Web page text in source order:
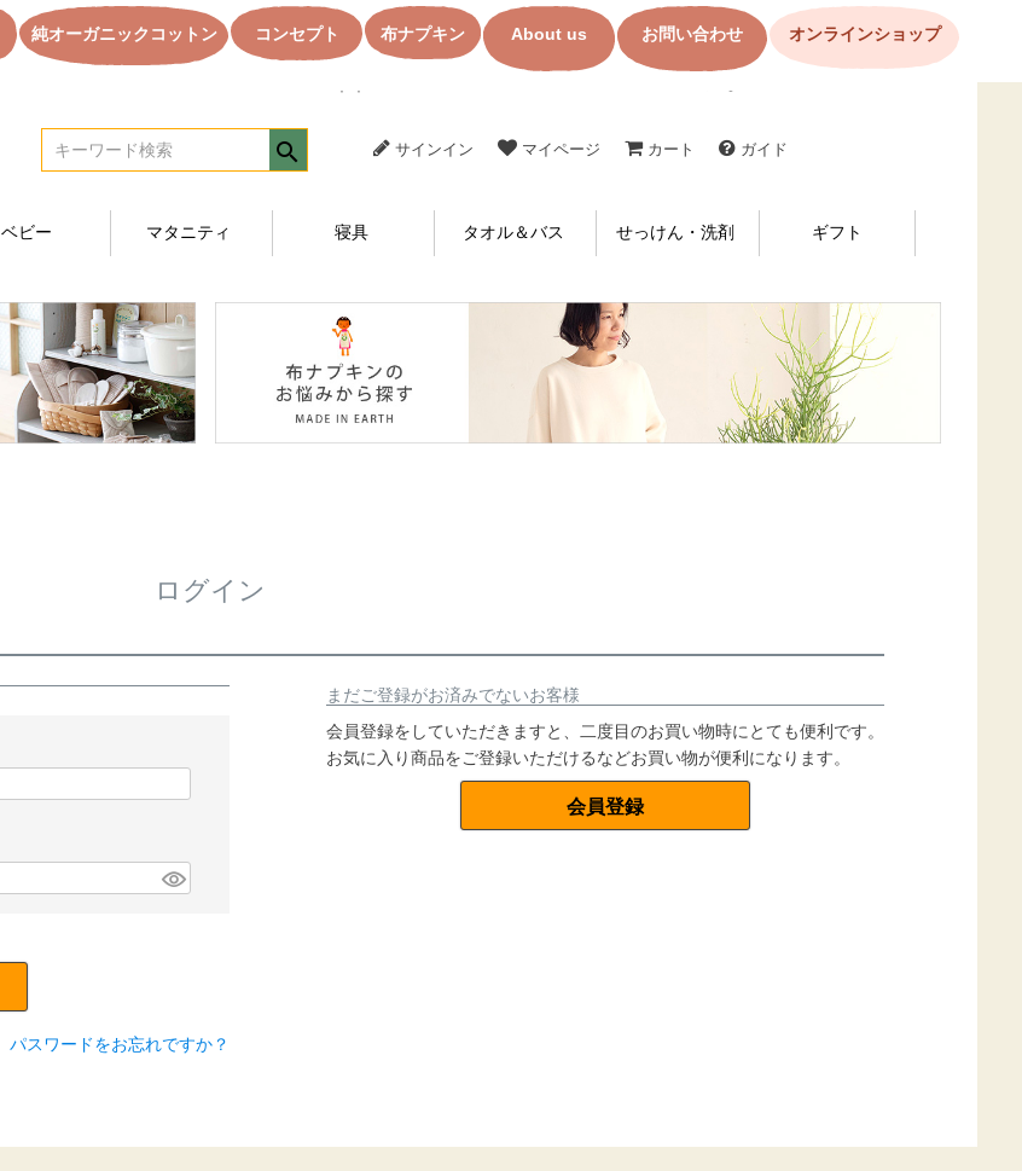
純オーガニックコットン コンセプト 布ナプキン About us お問い合わせ オンラインショップ
サインイン マイページ カート ガイド
ベビー マタニティ 寝具 タオル＆バス せっけん・洗剤 ギフト
ログイン
パスワードをお忘れですか？
まだご登録がお済みでないお客様
会員登録をしていただきますと、二度目のお買い物時にとても便利です。
お気に入り商品をご登録いただけるなどお買い物が便利になります。
会員登録